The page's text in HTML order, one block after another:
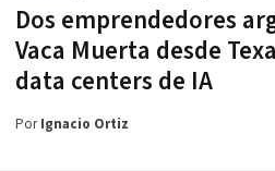
Dos emprendedores
Vaca Muerta desde
data centers de IA
PorIgnacio Ortiz